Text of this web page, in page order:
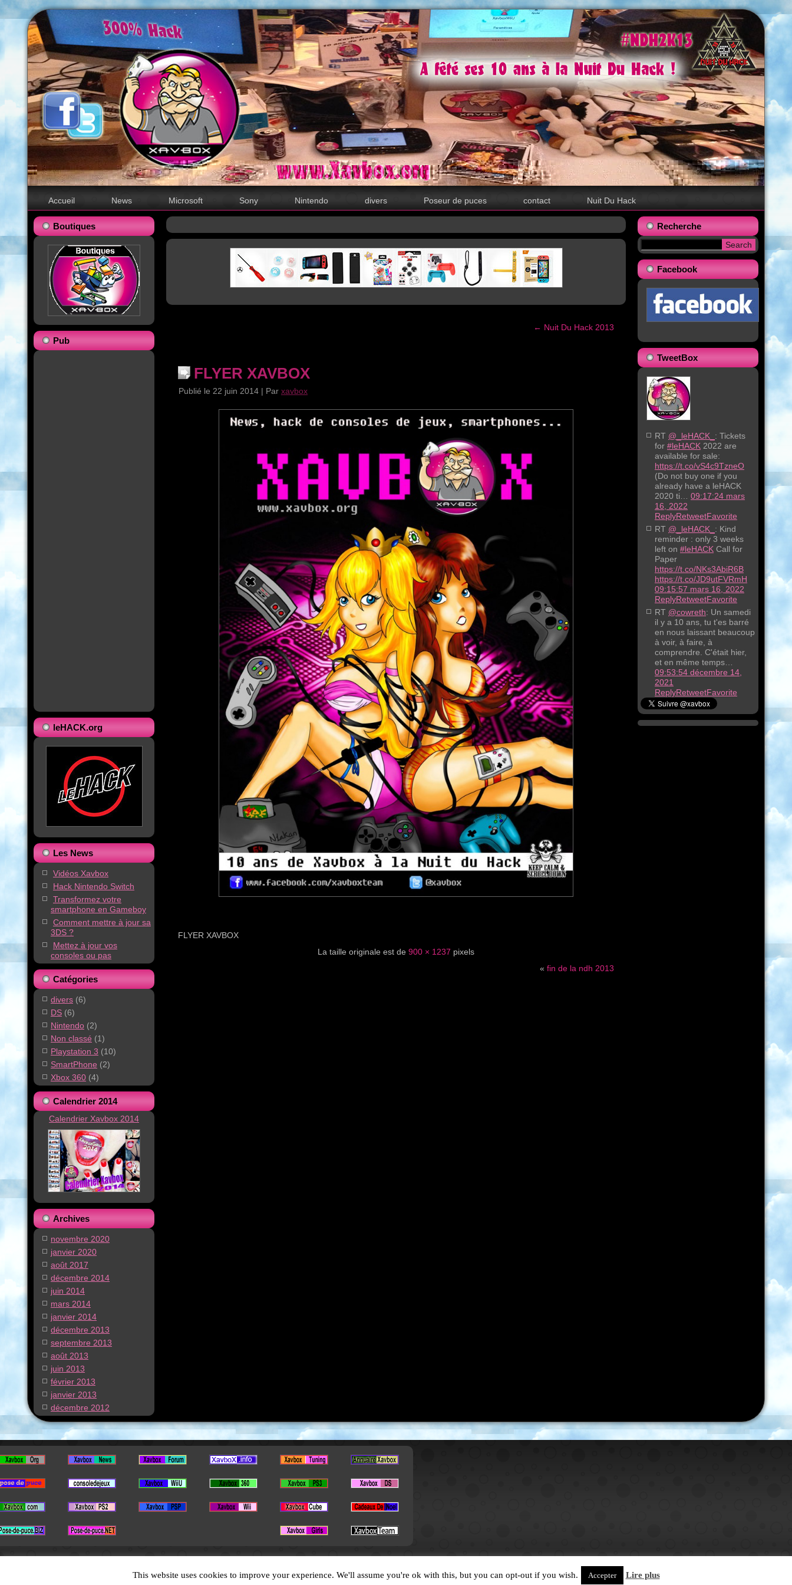
Accueil News Microsoft Sony Nintendo divers Poseur de puces contact Nuit Du Hack
Boutiques
Pub
leHACK.org
Les News
Vidéos Xavbox
Hack Nintendo Switch
Transformez votre
smartphone en Gameboy
Comment mettre à jour sa
3DS ?
Mettez à jour vos
consoles ou pas
Catégories
divers (6)
DS (6)
Nintendo (2)
Non classé (1)
Playstation 3 (10)
SmartPhone (2)
Xbox 360 (4)
Calendrier 2014
Calendrier Xavbox 2014
Archives
novembre 2020
janvier 2020
août 2017
décembre 2014
juin 2014
mars 2014
janvier 2014
décembre 2013
septembre 2013
août 2013
juin 2013
février 2013
janvier 2013
décembre 2012
← Nuit Du Hack 2013
FLYER XAVBOX
Publié le 22 juin 2014 | Par xavbox
FLYER XAVBOX
La taille originale est de 900 × 1237 pixels
« fin de la ndh 2013
Recherche
Facebook
TweetBox
RT @_leHACK_ : Tickets
for #leHACK 2022 are
available for sale:
https://t.co/vS4c9TzneO
(Do not buy one if you
already have a leHACK
2020 ti…
09:17:24 mars
16, 2022
ReplyRetweetFavorite
RT @_leHACK_ : Kind
reminder : only 3 weeks
left on #leHACK Call for
Paper
https://t.co/NKs3AbiR6B
https://t.co/JD9utFVRmH
09:15:57 mars 16, 2022
ReplyRetweetFavorite
RT @cowreth: Un samedi
il y a 10 ans, tu t'es barré
en nous laissant beaucoup
à voir, à faire, à
comprendre. C'était hier,
et en même temps…
09:53:54 décembre 14,
2021
ReplyRetweetFavorite
Designed byXavFun .
This website uses cookies to improve your experience. We'll assume you're ok with this, but you can opt-out if you wish. Accepter Lire plus